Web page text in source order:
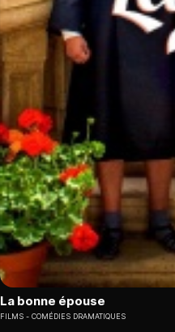
La bonne épouse
FILMS COMÉDIES DRAMATIQUES